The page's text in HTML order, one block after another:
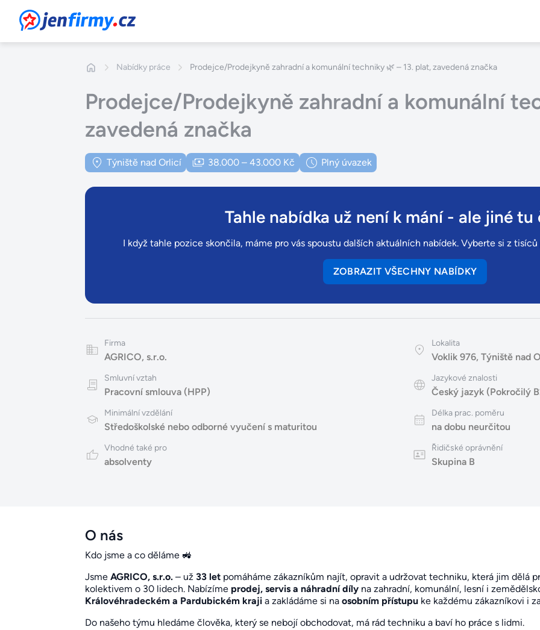
JenFirmy.cz
Nabídky práce Prodejce/Prodejkyně zahradní a komunální techniky 🌿 – 13. plat, zavedená značka
Prodejce/Prodejkyně zahradní a komunální
zavedená značka
Týniště nad Orlicí 38.000 – 43.000 Kč Plný úvazek
Tahle nabídka už není k mání- ale jiné tu
I když tahle pozice skončila, máme pro vás spoustu dalších aktuálních nabídek. Vyberte si z
ZOBRAZIT VŠECHNY NABÍDKY
Firma
AGRICO, s.r.o.
Lokalita
Voklik 976, Týniště nad
Smluvní vztah
Pracovní smlouva (HPP)
Jazykové znalosti
Český jazyk (Pokročilý
Minimální vzdělání
Středoškolské nebo odborné vyučení s maturitou
Délka prac. poměru
na dobu neurčitou
Vhodné také pro
absolventy
Řidičské oprávnění
Skupina B
O nás
Kdo jsme a co děláme 🚜
Jsme AGRICO, s.r.o.– už 33 letpomáháme zákazníkům najít, opravit a udržovat techniku, která jim dělá
kolektivem o 30 lidech. Nabízíme prodej, servis a náhradní dílyna zahradní, komunální, lesní i
Královéhradeckém a Pardubickém krajia zakládáme si na osobním přístupuke každému zákazníkovi i
Do našeho týmu hledáme člověka, který se nebojí obchodovat, má rád techniku a baví ho práce s lidmi.